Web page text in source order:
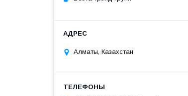
Алматы, Казахстан